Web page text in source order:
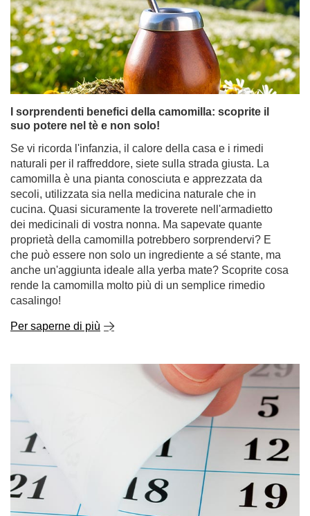
I sorprendenti benefici della camomilla: scoprite il
suo potere nel tè e non solo!
Se vi ricorda l'infanzia, il calore della casa e i rimedi
naturali per il raffreddore, siete sulla strada giusta. La
secoli, utilizzata sia nella medicina naturale che in
cucina. Quasi sicuramente la troverete nell'armadietto
dei medicinali di vostra nonna. Ma sapevate quante
proprietà della camomilla potrebbero sorprendervi? E
che può essere non solo un ingrediente a sé stante, ma
anche un'aggiunta ideale alla yerba mate? Scoprite cosa
rende la camomilla molto più di un semplice rimedio
casalingo!
Per saperne di più
Yerba mate scaduta: si può ancora bere? Quanto
dura e come conservarla correttamente?